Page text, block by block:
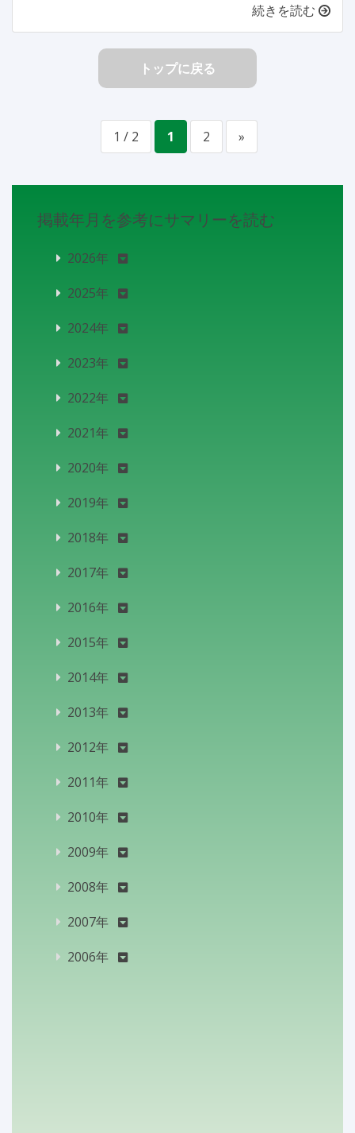
続きを読む
トップに戻る
1 / 2 1 2 »
掲載年月を参考にサマリーを読む
2026年
2025年
2024年
2023年
2022年
2021年
2020年
2019年
2018年
2017年
2016年
2015年
2014年
2013年
2012年
2011年
2010年
2009年
2008年
2007年
2006年